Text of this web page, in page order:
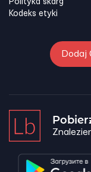
Polityka skarg
Kodeks etyki
Dodaj